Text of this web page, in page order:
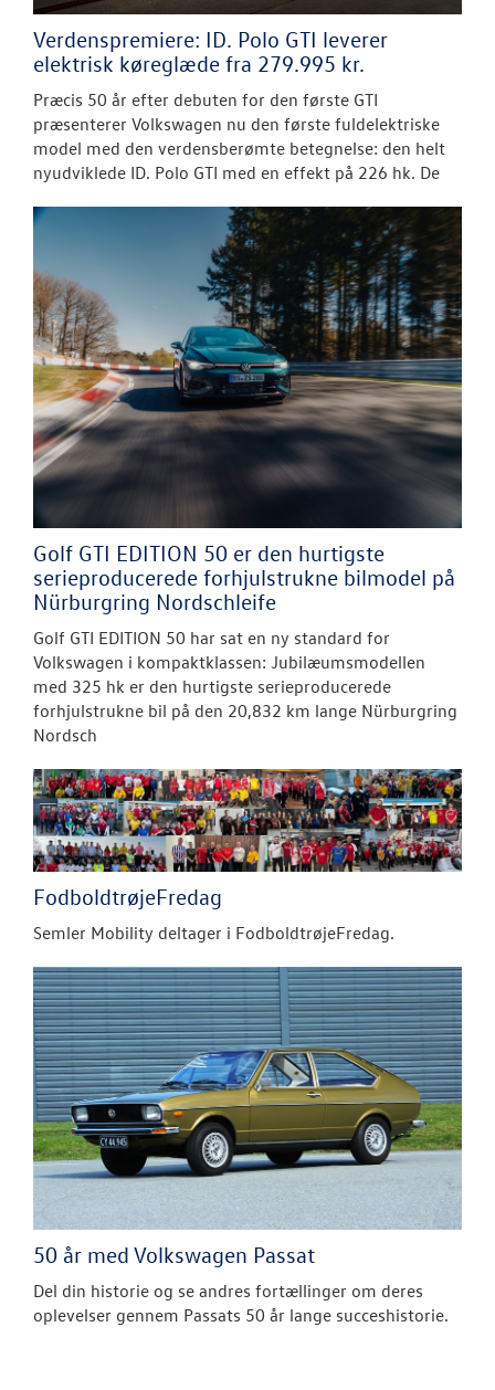
Verdenspremiere: ID. Polo GTI leverer
elektrisk køreglæde fra 279.995 kr.
Præcis 50 år efter debuten for den første GTI
præsenterer Volkswagen nu den første fuldelektriske
model med den verdensberømte betegnelse: den helt
nyudviklede ID. Polo GTI med en effekt på 226 hk. De
Golf GTI EDITION 50 er den hurtigste
serieproducerede forhjulstrukne bilmodel på
Nürburgring Nordschleife
Golf GTI EDITION 50 har sat en ny standard for
Volkswagen i kompaktklassen: Jubilæumsmodellen
med 325 hk er den hurtigste serieproducerede
forhjulstrukne bil på den 20,832 km lange Nürburgring
Nordsch
FodboldtrøjeFredag
Semler Mobility deltager i FodboldtrøjeFredag.
50 år med Volkswagen Passat
Del din historie og se andres fortællinger om deres
oplevelser gennem Passats 50 år lange succeshistorie.